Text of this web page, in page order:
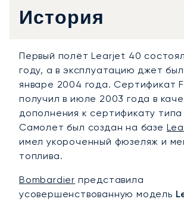
История
Первый полёт Learjet 40
году, а в эксплуатацию джет
январе 2004 года. Сертификат
получил в июле 2003 года в
дополнения к сертификату
Самолет был создан на базе
имел укороченный фюзеляж и
топлива.
Bombardier представила
усовершенствованную модель